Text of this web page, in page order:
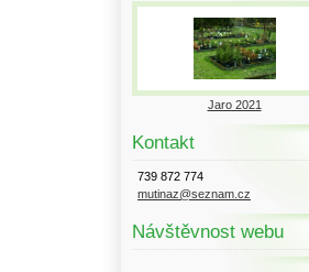
Jaro 2021
Kontakt
739 872 774
mutinaz@seznam.cz
Návštěvnost webu